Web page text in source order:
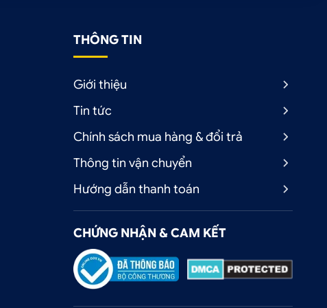
THÔNG TIN
Giới thiệu
Tin tức
Chính sách mua hàng & đổi trả
Thông tin vận chuyển
Hướng dẫn thanh toán
CHỨNG NHẬN & CAM KẾT